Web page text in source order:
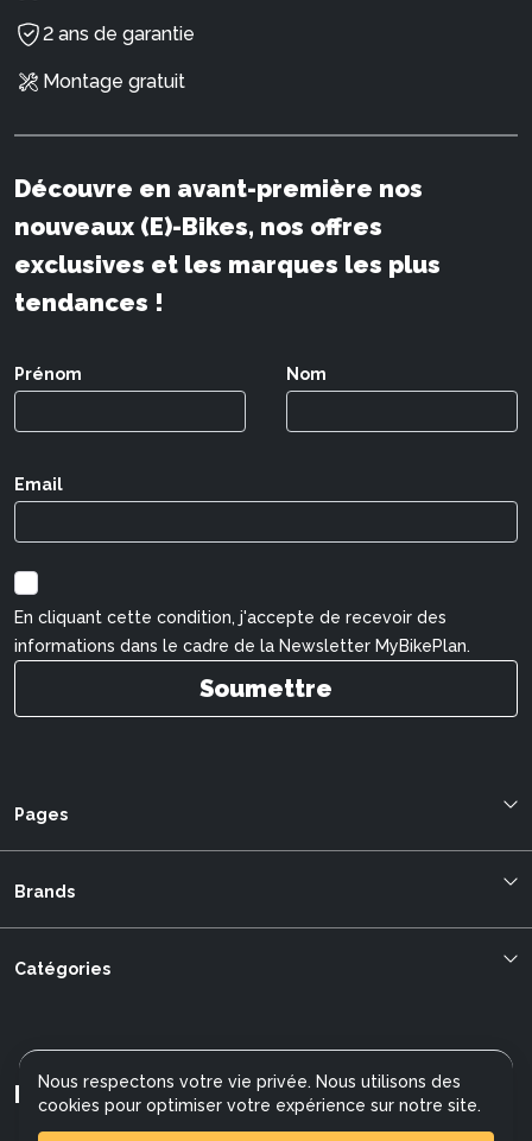
Nous respectons votre vie privée. Nous utilisons des
cookies pour optimiser votre expérience sur notre site.
2 ans de garantie
Montage gratuit
Découvre en avant-première nos
nouveaux (E)-Bikes, nos offres
exclusives et les marques les plus
tendances !
Prénom Nom
Email
En cliquant cette condition, j'accepte de recevoir des
informations dans le cadre de la Newsletter MyBikePlan.
Soumettre
Pages
À propos de nous
Swissbilling
Protection des Données
Parrainage
Brands
Ruff Cycles
Giant
Liv
Stromer
Catégories
E-Bikes 45 km/h
E-Bike Hommes
E-Bikes Femmes
E-Bikes 25 km/h
Mybikeplan AG